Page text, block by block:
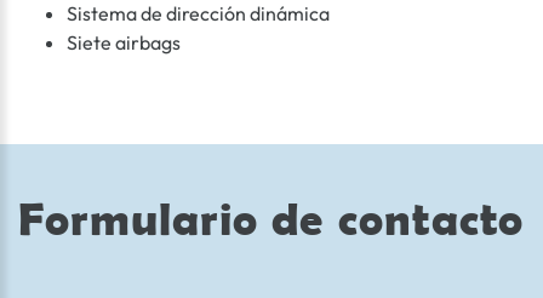
Sistema de dirección dinámica
Siete airbags
Formulario de contacto